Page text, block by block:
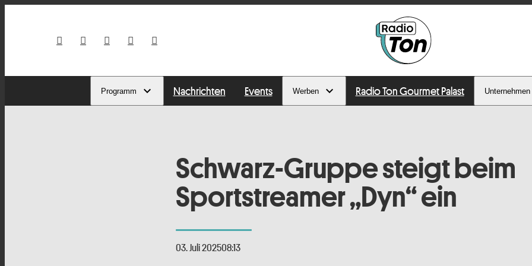
Programm Nachrichten Events Werben Radio Ton Gourmet Palast Unternehmen
Schwarz-Gruppe steigt beim
Sportstreamer „Dyn“ ein
03. Juli 202508:13